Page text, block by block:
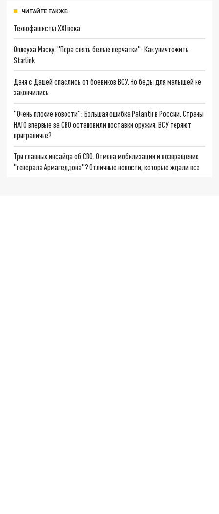
ЧИТАЙТЕ ТАКЖЕ:
Технофашисты XXI века
Оплеуха Маску. "Пора снять белые перчатки": Как уничтожить
Starlink
Даня с Дашей спаслись от боевиков ВСУ. Но беды для малышей не
закончились
"Очень плохие новости": Большая ошибка Palantir в России. Страны
НАТО впервые за СВО остановили поставки оружия. ВСУ теряют
приграничье?
Три главных инсайда об СВО. Отмена мобилизации и возвращение
"генерала Армагеддона"? Отличные новости, которые ждали все